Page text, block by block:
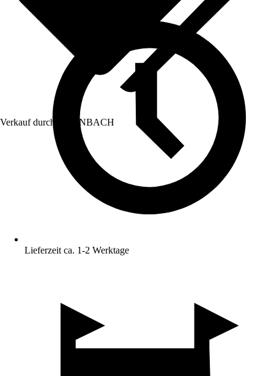
Verkauf durch: HORNBACH
Lieferzeit ca. 1-2 Werktage